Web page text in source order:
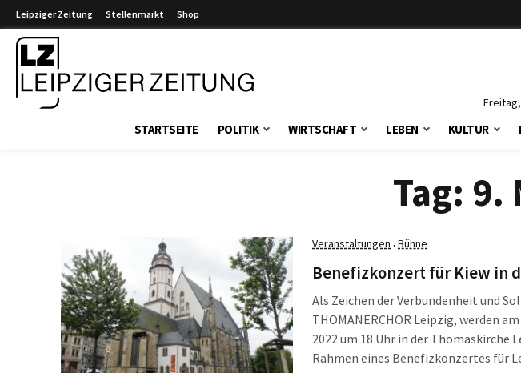
Leipziger Zeitung Stellenmarkt Shop
STARTSEITE POLITIK WIRTSCHAFT LEBEN KULTUR
Tag: 9.
Veranstaltungen · Bühne
Benefizkonzert für Kiew in
Als Zeichen der Verbundenheit und
THOMANERCHOR Leipzig, werden
2022 um 18 Uhr in der Thomaskirche
Rahmen eines Benefizkonzertes für